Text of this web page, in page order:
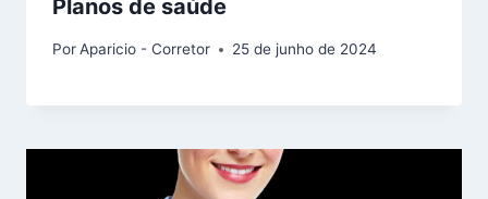
Planos de saúde
PorAparicio - Corretor 25 de junho de 2024